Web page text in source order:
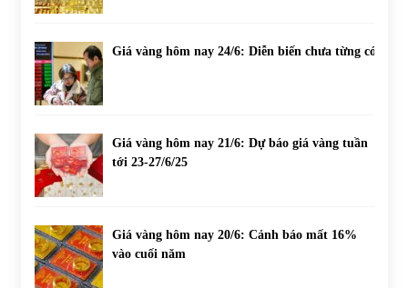
Giá vàng hôm nay 24/6: Diễn biến chưa từng có
Giá vàng hôm nay 21/6: Dự báo giá vàng tuần
tới 23-27/6/25
Giá vàng hôm nay 20/6: Cảnh báo mất 16%
vào cuối năm